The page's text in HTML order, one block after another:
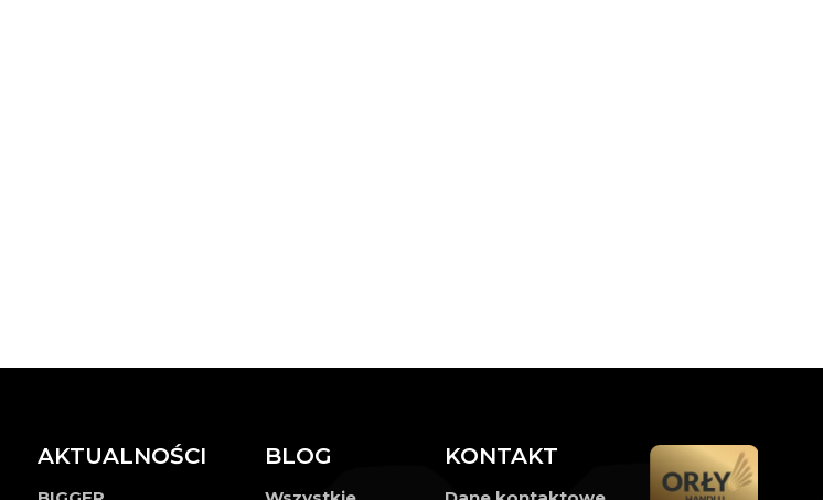
AKTUALNOŚCI BLOG KONTAKT